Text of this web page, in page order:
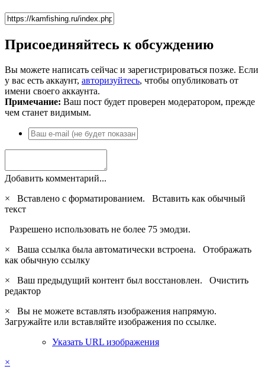
Присоединяйтесь к обсуждению
Вы можете написать сейчас и зарегистрироваться позже. Если
у вас есть аккаунт, авторизуйтесь, чтобы опубликовать от
имени своего аккаунта.
Примечание: Ваш пост будет проверен модератором, прежде
чем станет видимым.
Добавить комментарий...
×
Вставлено с форматированием. Вставить как обычный
текст
Разрешено использовать не более 75 эмодзи.
×
Ваша ссылка была автоматически встроена. Отображать
как обычную ссылку
×
Ваш предыдущий контент был восстановлен. Очистить
редактор
×
Вы не можете вставлять изображения напрямую.
Загружайте или вставляйте изображения по ссылке.
Указать URL изображения
×